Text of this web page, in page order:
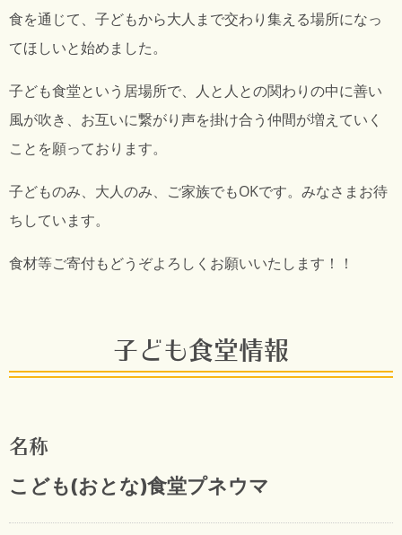
食を通じて、子どもから大人まで交わり集える場所になっ
てほしいと始めました。
子ども食堂という居場所で、人と人との関わりの中に善い
風が吹き、お互いに繋がり声を掛け合う仲間が増えていく
ことを願っております。
子どものみ、大人のみ、ご家族でもOKです。みなさまお待
ちしています。
食材等ご寄付もどうぞよろしくお願いいたします！！
子ども食堂情報
名称
こども(おとな)食堂プネウマ